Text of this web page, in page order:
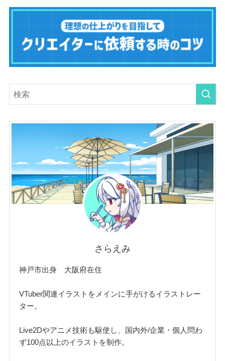
さらえみ
神戸市出身 大阪府在住
VTuber関連イラストをメインに手がけるイラストレー
ター。
Live2Dやアニメ技術も駆使し、国内外/企業・個人問わ
ず100点以上のイラストを制作。